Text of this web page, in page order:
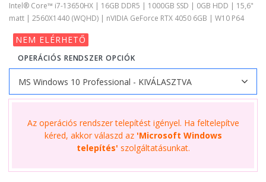
Intel® Core™ i7-13650HX | 16GB DDR5 | 1000GB SSD | 0GB HDD | 15,6"
matt | 2560X1440 (WQHD) | nVIDIA GeForce RTX 4050 6GB | W10 P64
NEM ELÉRHETŐ
OPERÁCIÓS RENDSZER OPCIÓK
Az operációs rendszer telepítést igényel. Ha feltelepítve
kéred, akkor válaszd az 'Microsoft Windows
telepítés' szolgáltatásunkat.